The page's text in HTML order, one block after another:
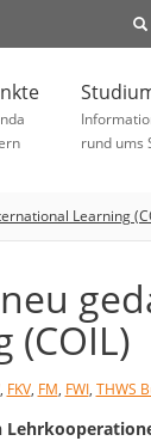
rund ums
Learning
, FKV, FM, FWI, THWS